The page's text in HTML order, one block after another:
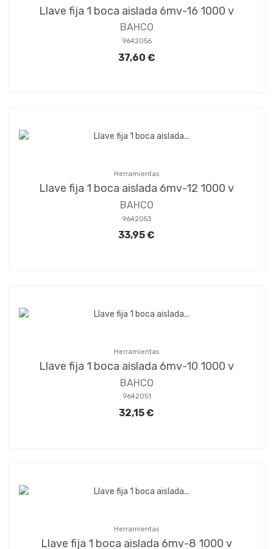
Llave fija 1 boca aislada 6mv-16 1000 v
BAHCO
9642056
37,60 €
Herramientas
Llave fija 1 boca aislada 6mv-12 1000 v
BAHCO
9642053
33,95 €
Herramientas
Llave fija 1 boca aislada 6mv-10 1000 v
BAHCO
9642051
32,15 €
Herramientas
Llave fija 1 boca aislada 6mv-8 1000 v